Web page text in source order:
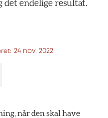
det endelige resultat.
24 nov. 2022
når den skal have